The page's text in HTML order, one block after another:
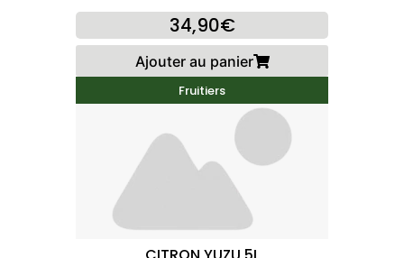
34,90€
Ajouter au panier
Fruitiers